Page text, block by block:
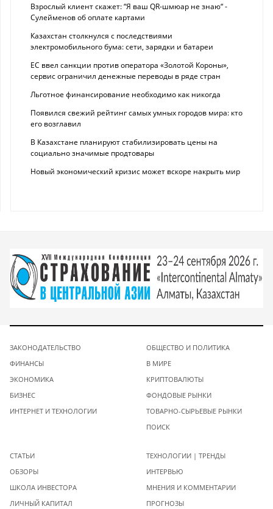
Взрослый клиент скажет: “Я ваш QR-шмюар не знаю“ -
Сулейменов об оплате картами
Казахстан столкнулся с последствиями
электромобильного бума: сети, зарядки и батареи
ЕС ввел санкции против оператора «Золотой Короны»,
сервис ограничил денежные переводы в ряде стран
Льготное финансирование необходимо как никогда
Появился свежий рейтинг самых умных городов мира: кто
его возглавил
В Казахстане планируют стабилизировать цены на
социально значимые продтовары
Новый экономический кризис может вскоре накрыть мир
ЗАКОНОДАТЕЛЬСТВО
ФИНАНСЫ
ЭКОНОМИКА
БИЗНЕС
ИНТЕРНЕТ И ТЕХНОЛОГИИ
ОБЩЕСТВО И ПОЛИТИКА
В МИРЕ
КРИПТОВАЛЮТЫ
ФОНДОВЫЕ РЫНКИ
ТОВАРНО-СЫРЬЕВЫЕ РЫНКИ
ПОИСК
СТАТЬИ
ОБЗОРЫ
ШКОЛА ИНВЕСТОРА
ЛИЧНЫЙ КАПИТАЛ
ТЕХНОЛОГИИ | ТРЕНДЫ
ИНТЕРВЬЮ
МНЕНИЯ И КОММЕНТАРИИ
ПРОГНОЗЫ